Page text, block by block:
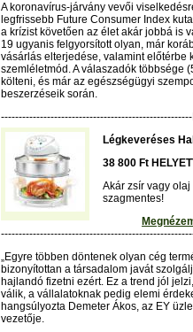
A koronavírus-járvány vevői
legfrissebb Future Consumer Index
a krízist követően az élet akár jobbá is
19 ugyanis felgyorsított olyan, már
vásárlás elterjedése, valamint előtérbe
szemléletmód. A válaszadók többsége
költeni, és már az egészségügyi
beszerzéseik során.
Légkeveréses
38 800 Ft
Akár zsír vagy
szagmentes!
„Egyre többen döntenek olyan cég
bizonyítottan a társadalom javát
hajlandó fizetni ezért. Ez a trend jól
válik, a vállalatoknak pedig elemi
hangsúlyozta Demeter Ákos, az EY
vezetője.